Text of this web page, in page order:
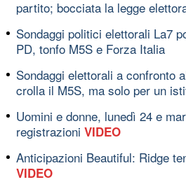
partito; bocciata la legge
Sondaggi politici elettorali La7
PD, tonfo M5S e Forza Italia
Sondaggi elettorali a confronto
crolla il M5S, ma solo per un
Uomini e donne, lunedì 24 e
registrazioni VIDEO
Anticipazioni Beautiful: Ridge
VIDEO